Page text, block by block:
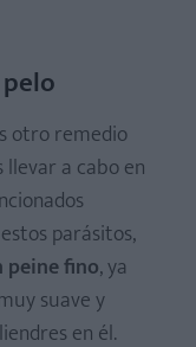
otro remedio
a cabo en
parásitos,
peine fino, ya
suave y
en él.